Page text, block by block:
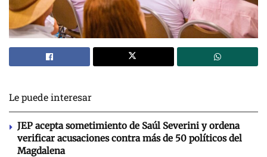
Le puede interesar
JEP acepta sometimiento de Saúl Severini y ordena
verificar acusaciones contra más de 50 políticos del
Magdalena